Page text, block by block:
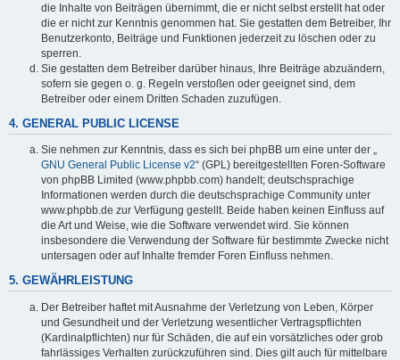
die Inhalte von Beiträgen übernimmt, die er nicht selbst erstellt hat oder
die er nicht zur Kenntnis genommen hat. Sie gestatten dem Betreiber, Ihr
Benutzerkonto, Beiträge und Funktionen jederzeit zu löschen oder zu
sperren.
Sie gestatten dem Betreiber darüber hinaus, Ihre Beiträge abzuändern,
sofern sie gegen o. g. Regeln verstoßen oder geeignet sind, dem
Betreiber oder einem Dritten Schaden zuzufügen.
4. GENERAL PUBLIC LICENSE
Sie nehmen zur Kenntnis, dass es sich bei phpBB um eine unter der „
GNU General Public License v2“ (GPL) bereitgestellten Foren-Software
von phpBB Limited (www.phpbb.com) handelt; deutschsprachige
Informationen werden durch die deutschsprachige Community unter
www.phpbb.de zur Verfügung gestellt. Beide haben keinen Einfluss auf
die Art und Weise, wie die Software verwendet wird. Sie können
insbesondere die Verwendung der Software für bestimmte Zwecke nicht
untersagen oder auf Inhalte fremder Foren Einfluss nehmen.
5. GEWÄHRLEISTUNG
Der Betreiber haftet mit Ausnahme der Verletzung von Leben, Körper
und Gesundheit und der Verletzung wesentlicher Vertragspflichten
(Kardinalpflichten) nur für Schäden, die auf ein vorsätzliches oder grob
fahrlässiges Verhalten zurückzuführen sind. Dies gilt auch für mittelbare